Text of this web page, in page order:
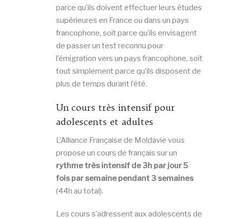
parce qu’ils doivent effectuer leurs études
supérieures en France ou dans un pays
francophone, soit parce qu’ils envisagent
de passer un test reconnu pour
l’émigration vers un pays francophone, soit
tout simplement parce qu’ils disposent de
plus de temps durant l’été.
Un cours très intensif pour
adolescents et adultes
L’Alliance Française de Moldavie vous
propose un cours de français sur un
rythme très intensif de 3h par jour 5
fois par semaine pendant 3 semaines
(44h au total).
Les cours s’adressent aux adolescents de